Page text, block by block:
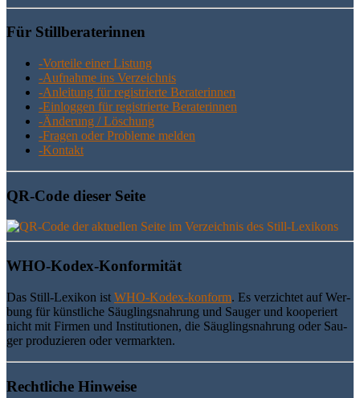
Für Still­be­ra­te­rin­nen
-Vor­tei­le einer Listung
-Auf­nah­me ins Verzeichnis
-Anlei­tung für regis­trier­te Beraterinnen
-Ein­log­gen für regis­trier­te Beraterinnen
-Ände­rung / Löschung
-Fra­gen oder Pro­ble­me melden
-Kon­takt
QR-Code die­ser Seite
WHO-Kodex-Kon­for­mi­tät
Das Still-Lexi­kon ist WHO-Kodex-kon­form. Es ver­zich­tet auf Wer­
bung für künst­li­che Säug­lings­nah­rung und Sau­ger und koope­riert
nicht mit Fir­men und Insti­tu­tio­nen, die Säug­lings­nah­rung oder Sau­
ger pro­du­zie­ren oder vermarkten.
Recht­li­che Hinweise